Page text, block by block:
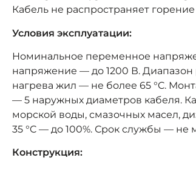
Кабель не распространяет
Условия эксплуатации:
Номинальное переменное
напряжение — до 1200 В. Диапазон
нагрева жил — не более 65 °C.
— 5 наружных диаметров кабеля.
морской воды, смазочных масел,
35 °C — до 100%. Срок службы — не
Конструкция: